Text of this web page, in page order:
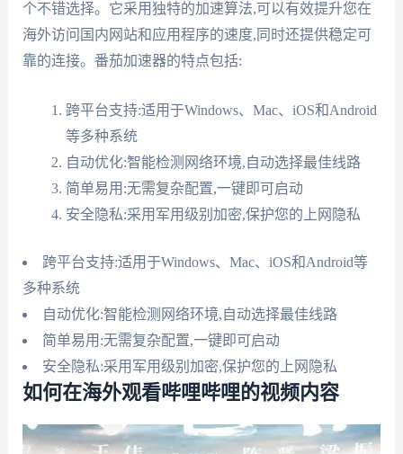
个不错选择。它采用独特的加速算法,可以有效提升您在
海外访问国内网站和应用程序的速度,同时还提供稳定可
靠的连接。番茄加速器的特点包括:
跨平台支持:适用于Windows、Mac、iOS和Android
等多种系统
自动优化:智能检测网络环境,自动选择最佳线路
简单易用:无需复杂配置,一键即可启动
安全隐私:采用军用级别加密,保护您的上网隐私
跨平台支持:适用于Windows、Mac、iOS和Android等
多种系统
自动优化:智能检测网络环境,自动选择最佳线路
简单易用:无需复杂配置,一键即可启动
安全隐私:采用军用级别加密,保护您的上网隐私
如何在海外观看哔哩哔哩的视频内容